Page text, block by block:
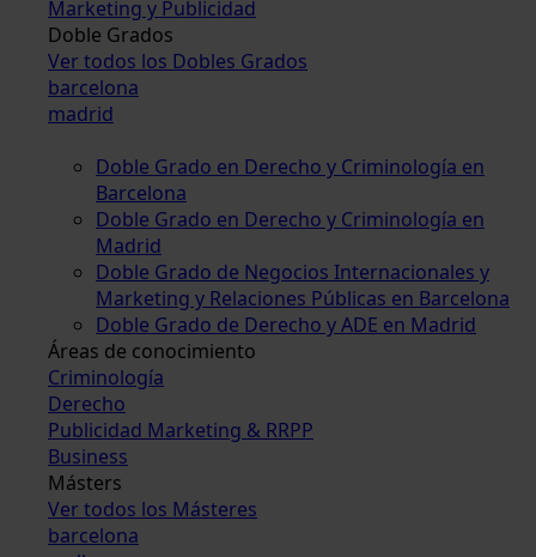
Marketing y Publicidad
Doble Grados
Ver todos los Dobles Grados
barcelona
madrid
Doble Grado en Derecho y Criminología en
Barcelona
Doble Grado en Derecho y Criminología en
Madrid
Doble Grado de Negocios Internacionales y
Marketing y Relaciones Públicas en Barcelona
Doble Grado de Derecho y ADE en Madrid
Áreas de conocimiento
Criminología
Derecho
Publicidad Marketing & RRPP
Business
Másters
Ver todos los Másteres
barcelona